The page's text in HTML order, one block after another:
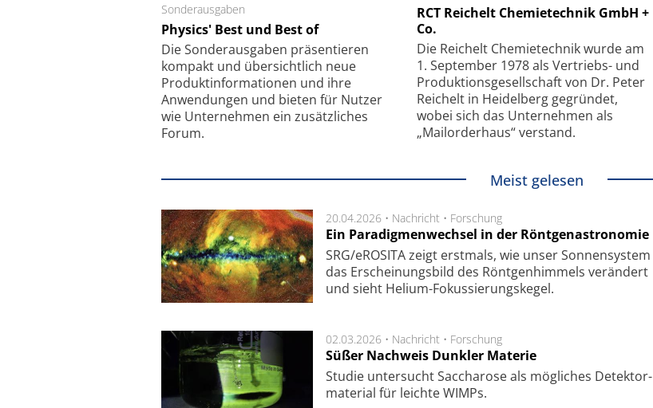
Sonderausgaben
Physics' Best und Best of
Die Sonder­ausgaben präsentieren
kompakt und übersichtlich neue
Produkt­informationen und ihre
Anwendungen und bieten für Nutzer
wie Unternehmen ein zusätzliches
Forum.
RCT Reichelt Chemietechnik GmbH +
Co.
Die Reichelt Chemietechnik wurde am
1. September 1978 als Vertriebs- und
Produktionsgesellschaft von Dr. Peter
Reichelt in Heidelberg gegründet,
wobei sich das Unternehmen als
„Mailorderhaus“ verstand.
Faserkoppler mit Super-
Feinfokussierungsmechanismus
SmarAct GmbH
kleinstem Raum
Meist gelesen
20.04.2026 • Nachricht • Forschung
Ein Paradigmenwechsel in der Röntgenastronomie
SRG/eROSITA zeigt erst­mals, wie unser Son­nen­sys­tem
das Er­schei­nungs­bild des Rönt­gen­him­mels ver­än­dert
und sieht Helium-Fokus­sie­rungs­ke­gel.
02.03.2026 • Nachricht • Forschung
Süßer Nachweis Dunkler Materie
Studie unter­sucht Saccha­ro­se als mög­li­ches De­tek­tor­
ma­te­rial für leich­te WIMPs.